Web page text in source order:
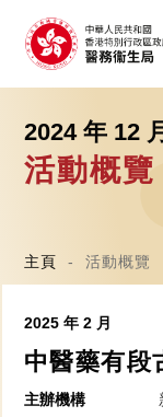
2024 年 12
活動概覽
主頁 - 活動概覽
2025 年 2 月
中醫藥有段
主辦機構